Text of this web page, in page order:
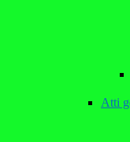
Atti